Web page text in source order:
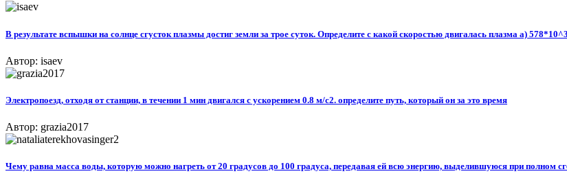
В результате вспышки на солнце сгусток плазмы достиг земли за трое суток. Определите с какой скоростью двигалась плазма а)
Автор: isaev
Электропоезд, отходя от станции, в течении 1 мин двигался с ускорением 0.8 м/с2. определите путь, который он за это время
Автор: grazia2017
Чему равна масса воды, которую можно нагреть от 20 градусов до 100 градуса, передавая ей всю энергию, выделившуюся при полном